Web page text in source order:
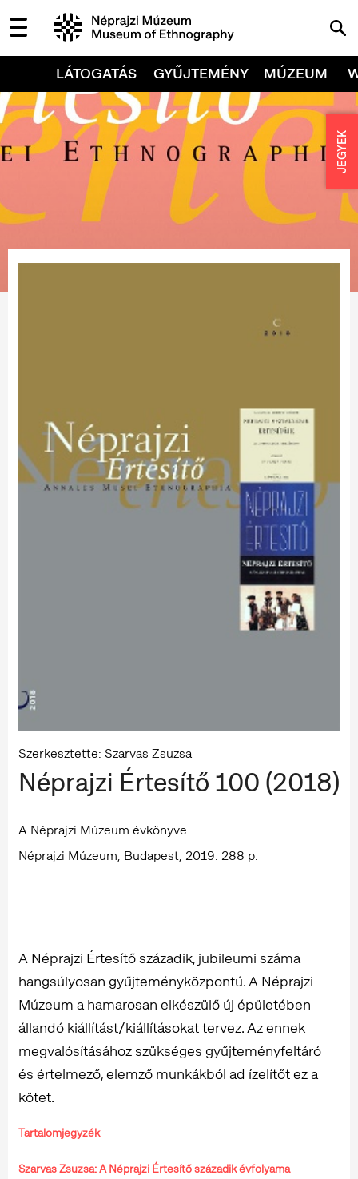
LÁTOGATÁS GYŰJTEMÉNY MÚZEUM
Szerkesztette: Szarvas Zsuzsa
Néprajzi Értesítő 100 (2018)
A Néprajzi Múzeum évkönyve
Néprajzi Múzeum, Budapest, 2019. 288 p.
A Néprajzi Értesítő századik, jubileumi száma
hangsúlyosan gyűjteményközpontú. A Néprajzi
Múzeum a hamarosan elkészülő új épületében
állandó kiállítást/kiállításokat tervez. Az ennek
megvalósításához szükséges gyűjteményfeltáró
és értelmező, elemző munkákból ad ízelítőt ez a
kötet.
Tartalomjegyzék
Szarvas Zsuzsa: A Néprajzi Értesítő századik évfolyama
JEGYEK